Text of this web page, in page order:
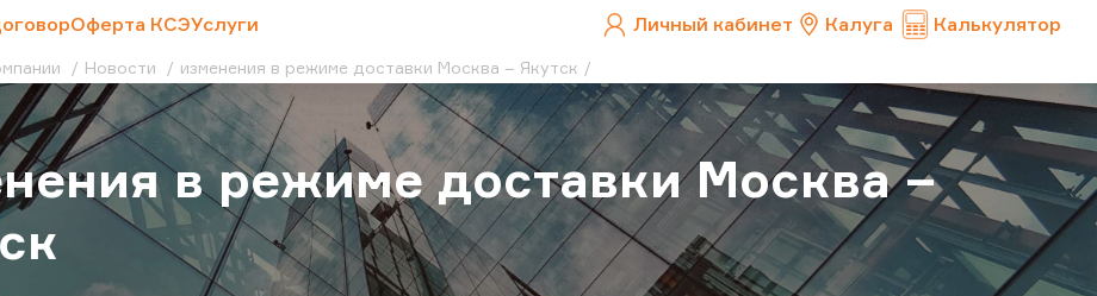
Оферта КСЭУслуги Личный кабинет Калуга Калькулятор
Новости изменения в режиме доставки Москва – Якутск
в режиме доставки Москва –